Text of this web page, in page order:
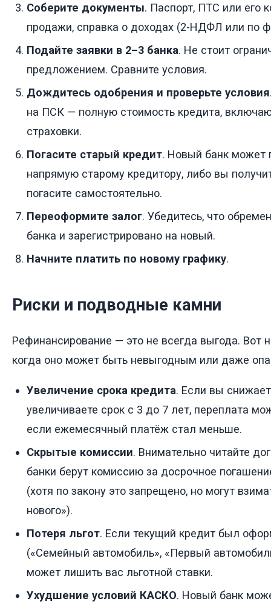
Соберите документы. Паспорт, ПТС или его
продажи, справка о доходах (2-НДФЛ или по
Подайте заявки в 2–3 банка. Не стоит
предложением. Сравните условия.
Дождитесь одобрения и проверьте условия
на ПСК — полную стоимость кредита,
страховки.
Погасите старый кредит. Новый банк может
напрямую старому кредитору, либо вы
погасите самостоятельно.
Переоформите залог. Убедитесь, что
банка и зарегистрировано на новый.
Начните платить по новому графику.
Риски и подводные камни
Рефинансирование — это не всегда выгода. Вот
когда оно может быть невыгодным или даже
Увеличение срока кредита. Если вы
увеличиваете срок с 3 до 7 лет, переплата
если ежемесячный платёж стал меньше.
Скрытые комиссии. Внимательно читайте
банки берут комиссию за досрочное
(хотя по закону это запрещено, но могут
нового»).
Потеря льгот. Если текущий кредит был
(«Семейный автомобиль», «Первый
может лишить вас льготной ставки.
Ухудшение условий КАСКО. Новый банк